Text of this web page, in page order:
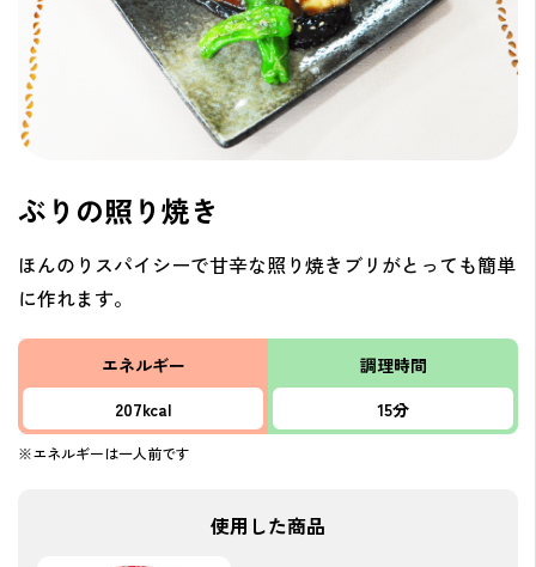
ぶりの照り焼き
ほんのりスパイシーで甘辛な照り焼きブリがとっても簡単
に作れます。
エネルギー
207kcal
調理時間
15分
※エネルギーは一人前です
使用した商品